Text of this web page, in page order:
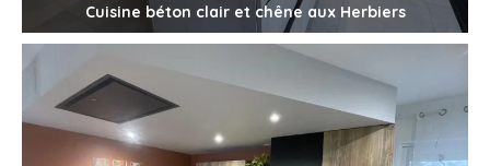
Cuisine béton clair et chêne aux Herbiers